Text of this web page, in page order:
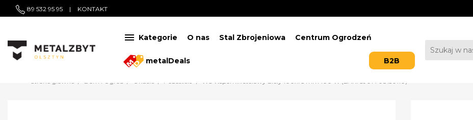
89 532 95 95 | KONTAKT
 Kategorie O nas Stal Zbrojeniowa Centrum Ogrodzeń
metalDeals B2B